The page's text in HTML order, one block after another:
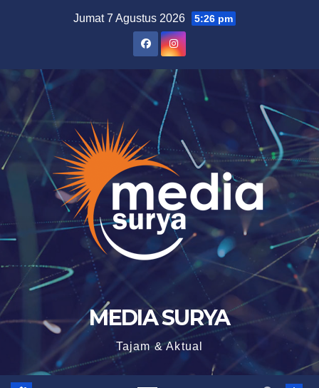
Jumat 7 Agustus 2026 5:26 pm
MEDIA SURYA
Tajam & Aktual